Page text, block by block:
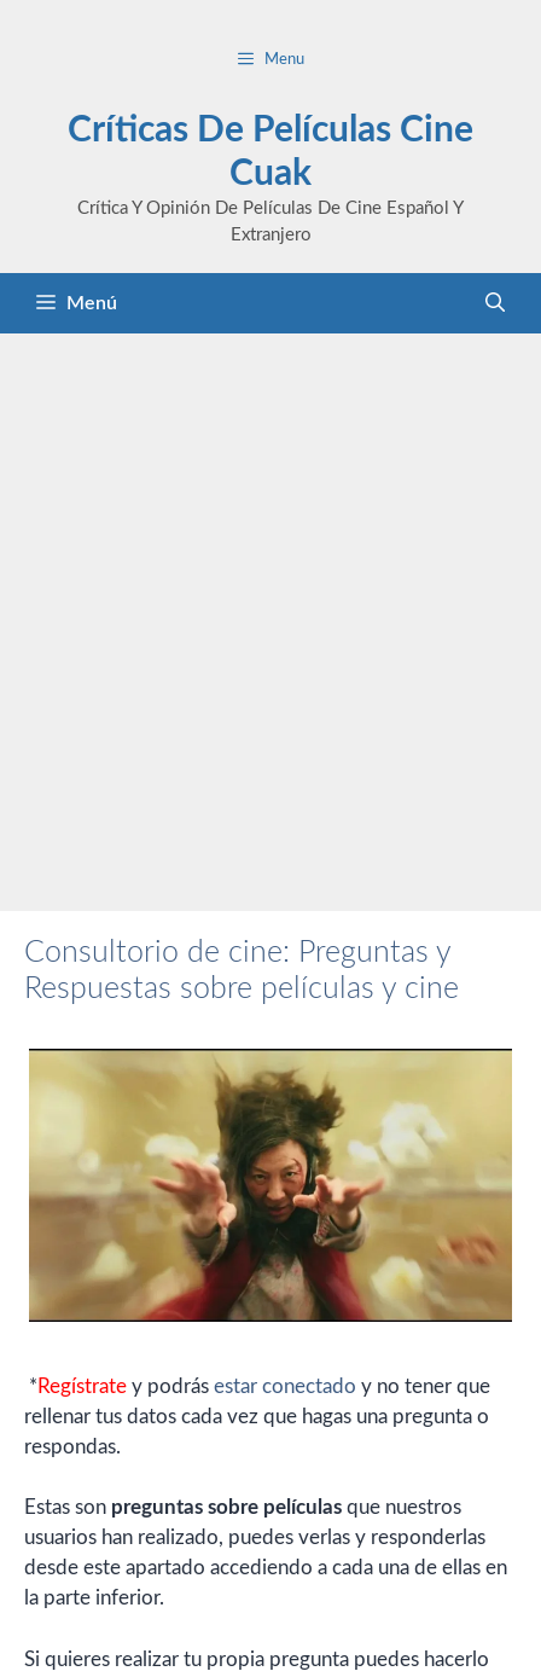
Menu
Críticas De Películas Cine
Cuak
Crítica Y Opinión De Películas De Cine Español Y
Extranjero
Menú
Consultorio de cine: Preguntas y
Respuestas sobre películas y cine
* Regístrate y podrás estar conectado y no tener que
rellenar tus datos cada vez que hagas una pregunta o
respondas.
Estas son preguntas sobre películas que nuestros
usuarios han realizado, puedes verlas y responderlas
desde este apartado accediendo a cada una de ellas en
la parte inferior.
Si quieres realizar tu propia pregunta puedes hacerlo